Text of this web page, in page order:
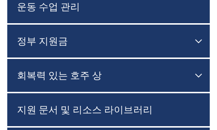
운동 수업 관리
정부 지원금 메뉴

회복력 있는 호주 상 메뉴

지원 문서 및 리소스 라이브러리